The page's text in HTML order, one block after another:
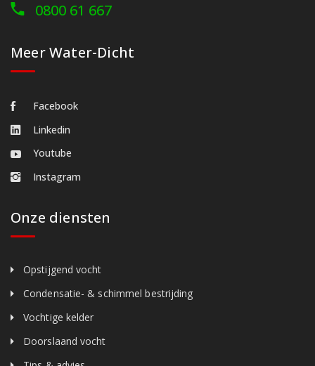
0800 61 667
Meer Water-Dicht
Facebook
Linkedin
Youtube
Instagram
Onze diensten
Opstijgend vocht
Condensatie- & schimmel bestrijding
Vochtige kelder
Doorslaand vocht